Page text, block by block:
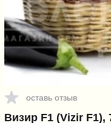
оставь отзыв
Визир F1 (Vizir F1),